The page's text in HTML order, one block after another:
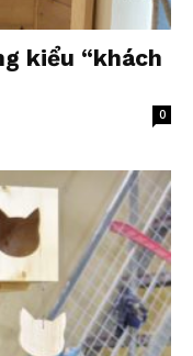
kiểu “khách
0